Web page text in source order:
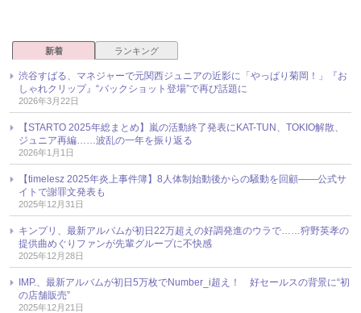
新着 ランキング
渋谷すばる、マネジャーで元関西ジュニアの近影に「やっぱり菊岡！」『お
しゃれクリップ』“バックショット登場”で再び話題に
2026年3月22日
【STARTO 2025年総まとめ】嵐の活動終了発表にKAT-TUN、TOKIO解散、
ジュニア再編……波乱の一年を振り返る
2026年1月1日
【timelesz 2025年炎上事件簿】8人体制始動後からの騒動を回顧――公式サ
イトで謝罪文発表も
2025年12月31日
キンプリ、最新アルバムが初日22万超えの好調発進のウラで……狩野英孝の
提供曲めぐりファンが先輩グループに不快感
2025年12月28日
IMP.、最新アルバムが初日5万枚でNumber_i超え！ 好セールスの背景に“初
の店舗販売”
2025年12月21日